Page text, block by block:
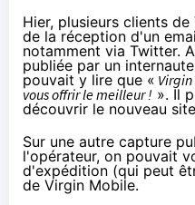
Hier, plusieurs clients de
de la réception d'un
notamment via Twitter.
publiée par un
pouvait y lire que «
vous offrir le meilleur ! ». Il
découvrir le nouveau
Sur une autre capture
l'opérateur, on pouvait
d'expédition (qui peut
de Virgin Mobile.